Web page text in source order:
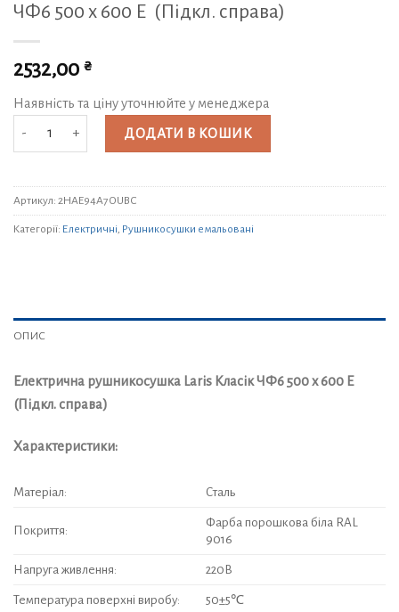
ЧФ6 500 x 600 Е (Підкл. справа)
2532,00 ₴
Наявність та ціну уточнюйте у менеджера
ДОДАТИ В КОШИК
Артикул: 2HAE94A7OUBC
Категорії: Електричні, Рушникосушки емальовані
ОПИС
Електрична рушникосушка Laris Класік ЧФ6 500 x 600 Е
(Підкл. справа)
Характеристики:
Матеріал: Сталь
Покриття:
Фарба порошкова біла RAL
9016
Напруга живлення: 220В
Температура поверхні виробу: 50±5℃